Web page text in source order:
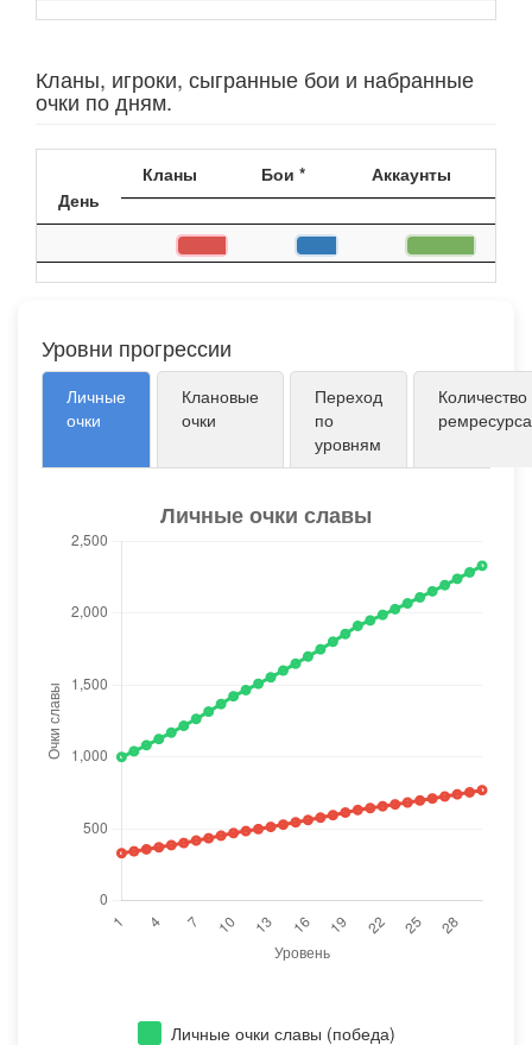
Кланы, игроки, сыгранные бои и набранные
очки по дням.
День
Кланы Бои * Аккаунты
Уровни прогрессии
Личные
очки
Клановые
очки
Переход
по
уровням
Количество
ремресурса
Личные очки славы (победа)